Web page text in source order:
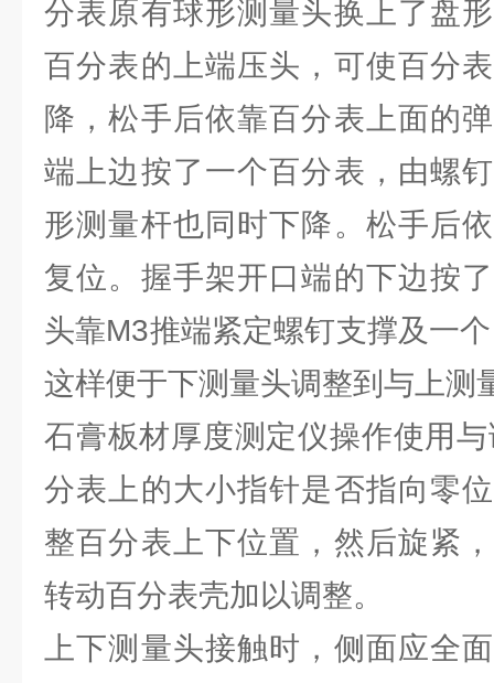
分表原有球形测量头换上了盘
百分表的上端压头，可使百分
降，松手后依靠百分表上面的
端上边按了一个百分表，由螺
形测量杆也同时下降。松手后
复位。握手架开口端的下边按
头靠M3推端紧定螺钉支撑及一
这样便于下测量头调整到与上测
石膏板材厚度测定仪操作使用
分表上的大小指针是否指向零
整百分表上下位置，然后旋紧
转动百分表壳加以调整。
上下测量头接触时，侧面应全